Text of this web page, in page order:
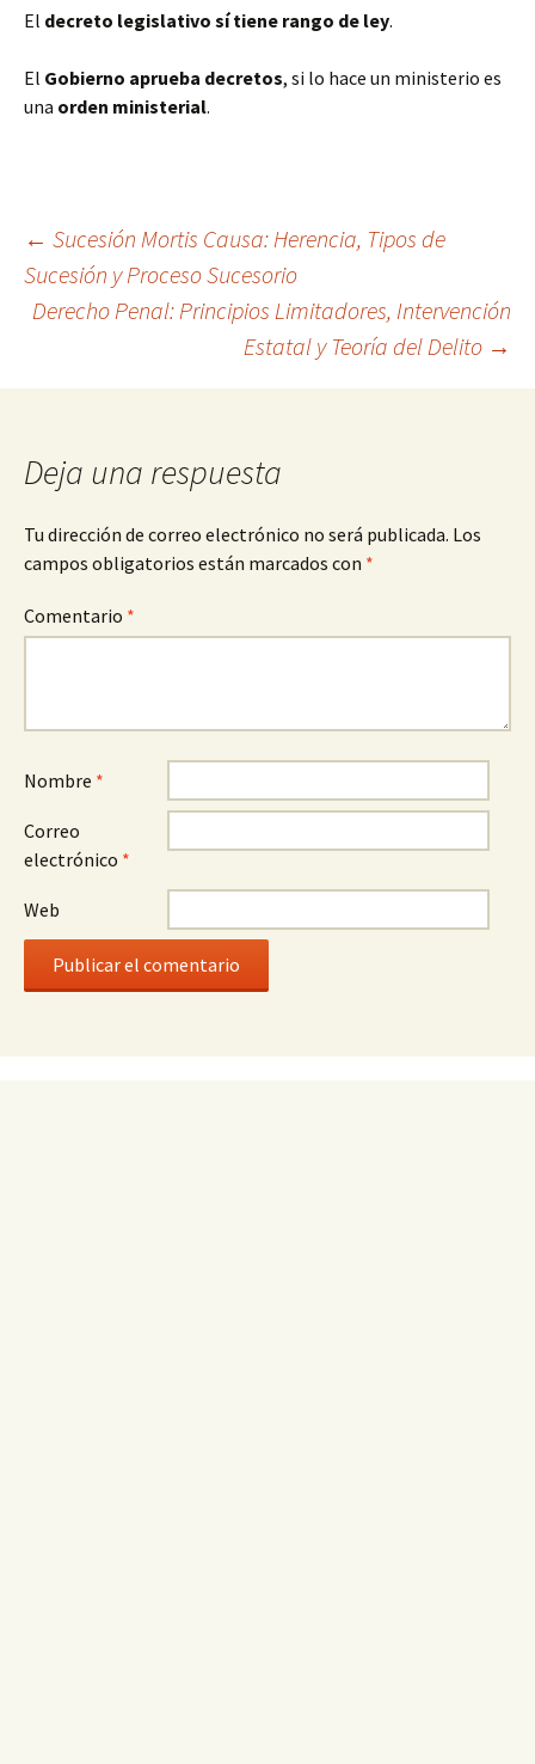
El decreto legislativo sí tiene rango de ley.
El Gobierno aprueba decretos, si lo hace un ministerio es
una orden ministerial.
Navegación
de
entradas
← Sucesión Mortis Causa: Herencia, Tipos de
Sucesión y Proceso Sucesorio
Derecho Penal: Principios Limitadores, Intervención
Estatal y Teoría del Delito →
Deja una respuesta
Tu dirección de correo electrónico no será publicada. Los
campos obligatorios están marcados con *
Comentario *
Nombre *
Correo
electrónico *
Web